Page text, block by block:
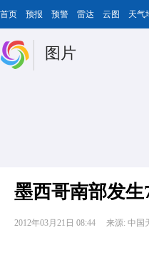
首页 预报 预警 雷达 云图 天气
图片
墨西哥南部发
2012年03月21日 08:44 来源: 中国